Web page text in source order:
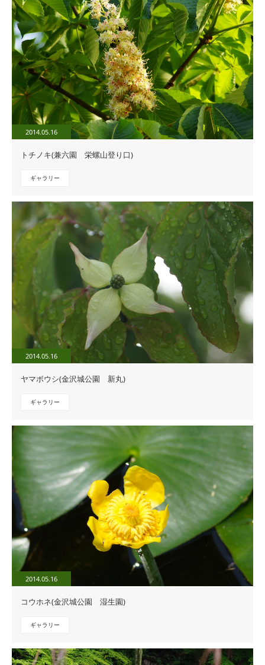
2014.05.16
トチノキ(兼六園 栄螺山登り口)
ギャラリー
2014.05.16
ヤマボウシ(金沢城公園 新丸)
ギャラリー
2014.05.16
コウホネ(金沢城公園 湿生園)
ギャラリー